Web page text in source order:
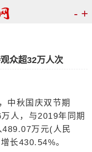
- +
众超32万人次
中秋国庆双节期
人，与2019年同期
万元(人民
长430.54%。